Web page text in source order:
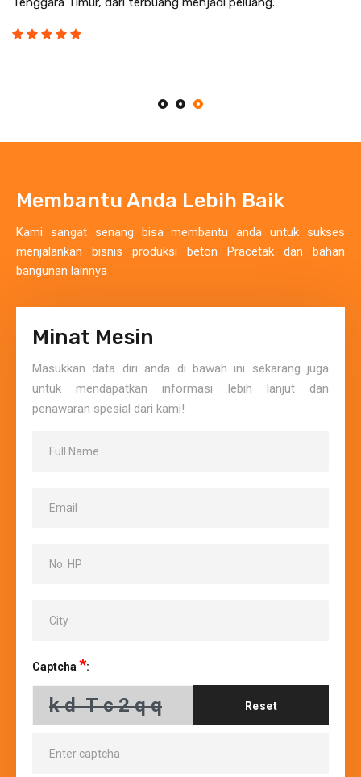
Conveyor 40cm3. Dry Concrete Mixer – MB 50 GX
Diameter 150 cm
Membantu Anda Lebih Baik
Kami sangat senang bisa membantu anda untuk sukses
menjalankan bisnis produksi beton Pracetak dan bahan
bangunan lainnya
Minat Mesin
Masukkan data diri anda di bawah ini sekarang juga
untuk mendapatkan informasi lebih lanjut dan
penawaran spesial dari kami!
Captcha *:
Reset